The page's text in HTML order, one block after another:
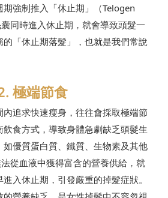
強制推入「休止期」（Telogen
同時進入休止期，就會導致頭髮一
「休止期落髮」，也就是我們常說
極端節食
追求快速瘦身，往往會採取極端節
食方式，導致身體急劇缺乏頭髮生
優質蛋白質、鐵質、生物素及其他
從血液中獲得富含的營養供給，就
入休止期，引發嚴重的掉髮症狀。